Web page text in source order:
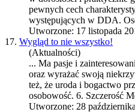
pewnych cech
występujących w DDA.
Utworzone: 17 listopada
17. Wygląd to nie wszystko!
(Aktualności)
... Ma pasje i
oraz wyrażać swoją
też, że uroda i bogactwo
osobowość. 6. Szczerość
Utworzone: 28